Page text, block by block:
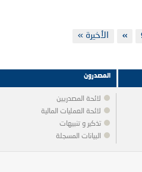
Next
››
Last
الأخيرة »
المصدرون
لائحة المصدريين
لائحة العمليات المالية
تذكير و تنبيهات
البيانات المسجلة